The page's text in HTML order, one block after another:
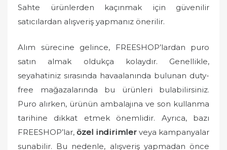
Sahte ürünlerden kaçınmak için güvenilir
satıcılardan alışveriş yapmanız önerilir.
Alım sürecine gelince, FREESHOP’lardan puro
satın almak oldukça kolaydır. Genellikle,
seyahatiniz sırasında havaalanında bulunan duty-
free mağazalarında bu ürünleri bulabilirsiniz.
Puro alırken, ürünün ambalajına ve son kullanma
tarihine dikkat etmek önemlidir. Ayrıca, bazı
FREESHOP’lar, özel indirimler veya kampanyalar
sunabilir. Bu nedenle, alışveriş yapmadan önce